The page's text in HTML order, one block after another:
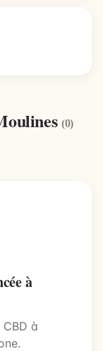
(0)
à
à